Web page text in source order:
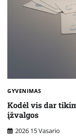
GYVENIMAS
Kodėl vis dar
įžvalgos
2026 15 Vasario